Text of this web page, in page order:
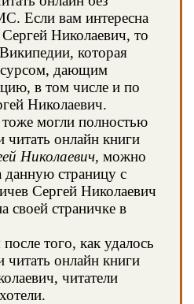
Если вам интересна
Николаевич, то
которая
дающим
в том числе и по
Николаевич.
могли полностью
читать онлайн книги
Николаевич, можно
данную страницу с
Сергей Николаевич
своей страничке в
того, как удалось
читать онлайн книги
читатели